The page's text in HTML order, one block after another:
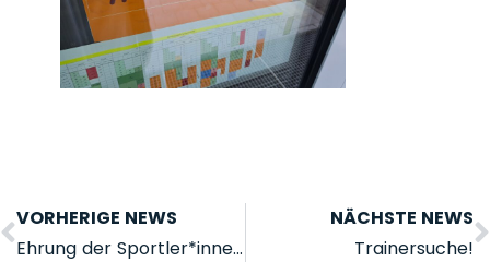
VORHERIGE NEWS
Ehrung der Sportler*innen des Jahres 2025
NÄCHSTE NEWS
Trainersuche!